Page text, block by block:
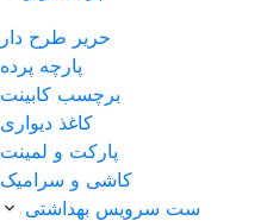
حریر طرح دار
پارچه پرده
برچسب کابینت
کاغذ دیواری
پارکت و لمینت
کاشی و سرامیک
ست سرویس بهداشتی